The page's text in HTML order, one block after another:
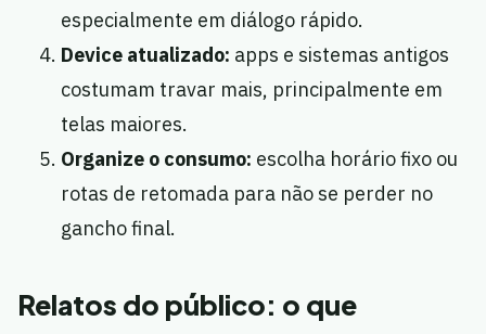
especialmente em diálogo rápido.
Device atualizado: apps e sistemas antigos
costumam travar mais, principalmente em
telas maiores.
Organize o consumo: escolha horário fixo ou
rotas de retomada para não se perder no
gancho final.
Relatos do público: o que